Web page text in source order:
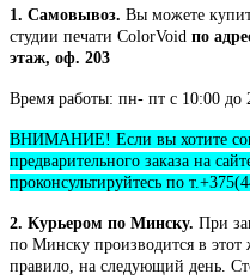
1. Самовывоз. Вы можете
студии печати ColorVoid по
этаж, оф. 203
Время работы: пн- пт с 10:00 до
ВНИМАНИЕ! Если вы хотите
предварительного заказа на
проконсультируйтесь по
2. Курьером по Минску. При
по Минску производится в
правило, на следующий день.